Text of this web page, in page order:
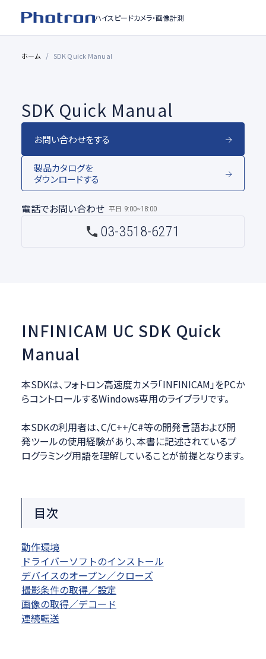
ハイスピードカメラ・画像計測
ホーム SDK Quick Manual
SDK Quick Manual
お問い合わせをする
製品カタログを
ダウンロードする
電話でお問い合わせ 平日 9:00~18:00
03-3518-6271
INFINICAM UC SDK Quick
Manual
本SDKは、フォトロン高速度カメラ「INFINICAM」をPCか
らコントロールするWindows専用のライブラリです。
本SDKの利用者は、C/C++/C#等の開発言語および開
発ツールの使用経験があり、本書に記述されているプ
ログラミング用語を理解していることが前提となります。
目次
動作環境
ドライバーソフトのインストール
デバイスのオープン／クローズ
撮影条件の取得／設定
画像の取得／デコード
連続転送